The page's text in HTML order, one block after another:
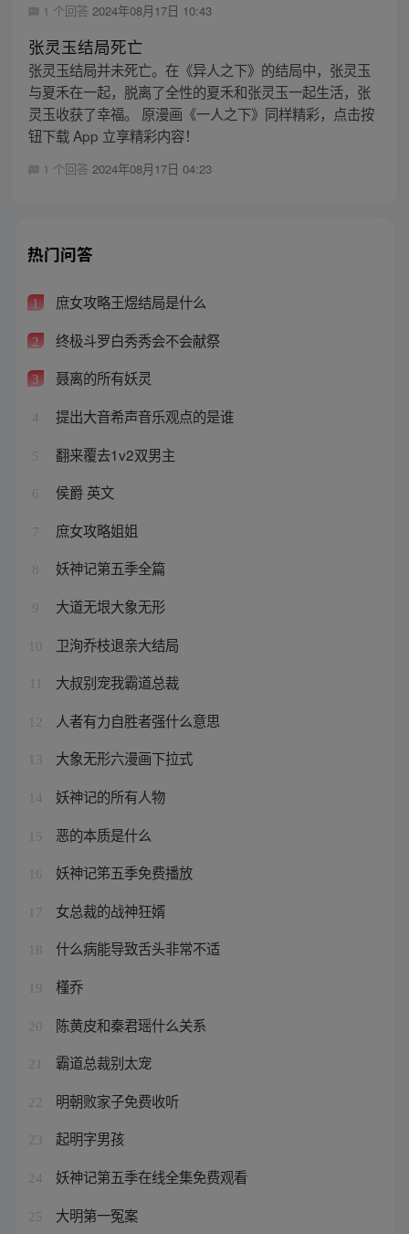
1 个回答 2024年08月17日 10:43
张灵玉结局死亡
张灵玉结局并未死亡。在《异人之下》的结局中，张灵玉
与夏禾在一起，脱离了全性的夏禾和张灵玉一起生活，张
灵玉收获了幸福。 原漫画《一人之下》同样精彩，点击按
钮下载 App 立享精彩内容！
1 个回答 2024年08月17日 04:23
热门问答
1 庶女攻略王煜结局是什么
2 终极斗罗白秀秀会不会献祭
3 聂离的所有妖灵
4 提出大音希声音乐观点的是谁
5 翻来覆去1v2双男主
6 侯爵 英文
7 庶女攻略姐姐
8 妖神记第五季全篇
9 大道无垠大象无形
10 卫洵乔枝退亲大结局
大叔别宠我霸道总裁
12 人者有力自胜者强什么意思
13 大象无形六漫画下拉式
14 妖神记的所有人物
15 恶的本质是什么
16 妖神记笫五季免费播放
17 女总裁的战神狂婿
18 什么病能导致舌头非常不适
19 槿乔
20 陈黄皮和秦君瑶什么关系
21 霸道总裁别太宠
22 明朝败家子免费收听
23 起明字男孩
24 妖神记第五季在线全集免费观看
25 大明第一冤案